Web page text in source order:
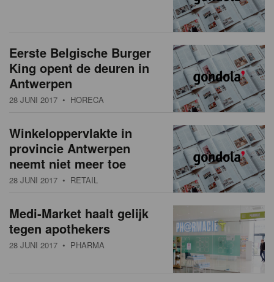
Eerste Belgische Burger
King opent de deuren in
Antwerpen
28 JUNI 2017 • HORECA
Winkeloppervlakte in
provincie Antwerpen
neemt niet meer toe
28 JUNI 2017 • RETAIL
Medi-Market haalt gelijk
tegen apothekers
28 JUNI 2017 • PHARMA